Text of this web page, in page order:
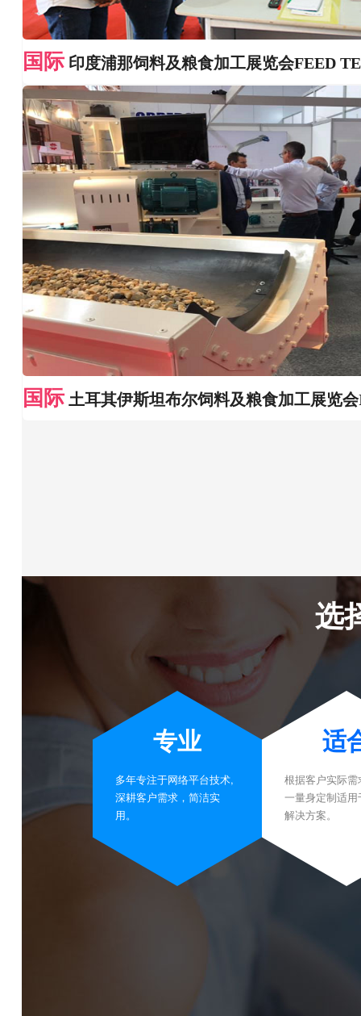
国际 印度浦那饲料及粮食加工展览会FEED
国际 土耳其伊斯坦布尔饲料及粮食加工展览
选
专业
多年专注于网络平台技术,
深耕客户需求，简洁实
用。
适
根据客户实际
一量身定制适
解决方案。